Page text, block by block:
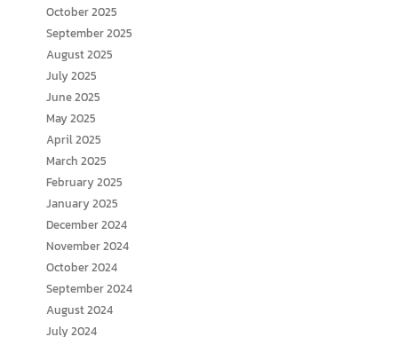
October 2025
September 2025
August 2025
July 2025
June 2025
May 2025
April 2025
March 2025
February 2025
January 2025
December 2024
November 2024
October 2024
September 2024
August 2024
July 2024